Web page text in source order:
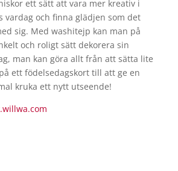
ett sätt att vara mer kreativ i
vardag och finna glädjen som det
sig. Med washitejp kan man på
och roligt sätt dekorera sin
man kan göra allt från att sätta lite
ett födelsedagskort till att ge en
kruka ett nytt utseende!